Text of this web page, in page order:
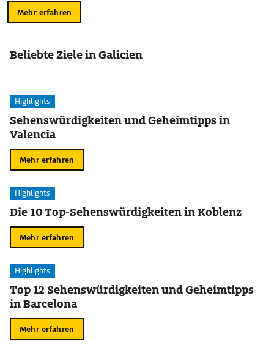
Mehr erfahren
Beliebte Ziele in Galicien
Highlights
Sehenswürdigkeiten und Geheimtipps in
Valencia
Mehr erfahren
Highlights
Die 10 Top-Sehenswürdigkeiten in Koblenz
Mehr erfahren
Highlights
Top 12 Sehenswürdigkeiten und Geheimtipps
in Barcelona
Mehr erfahren